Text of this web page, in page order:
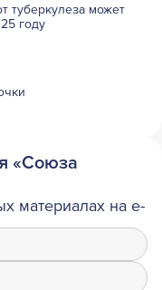
туберкулеза может
году
«Союза
материалах на e-